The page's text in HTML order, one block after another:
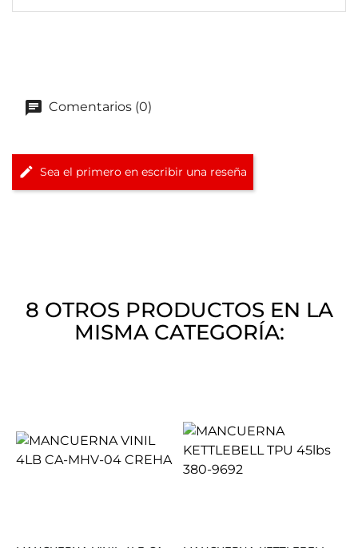
Comentarios (0)
Sea el primero en escribir una reseña
8 OTROS PRODUCTOS EN LA
MISMA CATEGORÍA: